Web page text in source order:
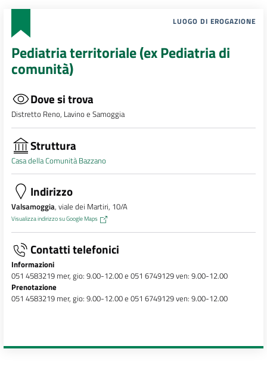
LUOGO DI EROGAZIONE
Pediatria territoriale (ex Pediatria di
comunità)
Dove si trova
Distretto Reno, Lavino e Samoggia
Struttura
Casa della Comunità Bazzano
Indirizzo
Valsamoggia, viale dei Martiri, 10/A
Visualizza indirizzo su Google Maps
Contatti telefonici
Informazioni
051 4583219 mer, gio: 9.00-12.00 e 051 6749129 ven: 9.00-12.00
Prenotazione
051 4583219 mer, gio: 9.00-12.00 e 051 6749129 ven: 9.00-12.00